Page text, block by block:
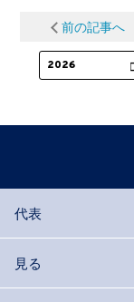
前の記事へ
代表
見る